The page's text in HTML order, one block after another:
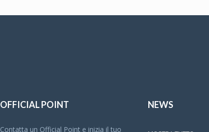
OFFICIAL POINT
Contatta un Official Point e inizia il tuo
NEWS